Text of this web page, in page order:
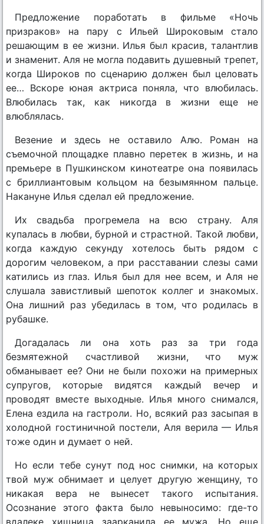
Предложение поработать в фильме «Ночь
призраков» на пару с Ильей Широковым стало
решающим в ее жизни. Илья был красив, талантлив
и знаменит. Аля не могла подавить душевный трепет,
когда Широков по сценарию должен был целовать
ее… Вскоре юная актриса поняла, что влюбилась.
Влюбилась так, как никогда в жизни еще не
влюблялась.
Везение и здесь не оставило Алю. Роман на
съемочной площадке плавно перетек в жизнь, и на
премьере в Пушкинском кинотеатре она появилась
с бриллиантовым кольцом на безымянном пальце.
Накануне Илья сделал ей предложение.
Их свадьба прогремела на всю страну. Аля
купалась в любви, бурной и страстной. Такой любви,
когда каждую секунду хотелось быть рядом с
дорогим человеком, а при расставании слезы сами
катились из глаз. Илья был для нее всем, и Аля не
слушала завистливый шепоток коллег и знакомых.
Она лишний раз убедилась в том, что родилась в
рубашке.
Догадалась ли она хоть раз за три года
безмятежной счастливой жизни, что муж
обманывает ее? Они не были похожи на примерных
супругов, которые видятся каждый вечер и
проводят вместе выходные. Илья много снимался,
Елена ездила на гастроли. Но, всякий раз засыпая в
холодной гостиничной постели, Аля верила — Илья
тоже один и думает о ней.
Но если тебе сунут под нос снимки, на которых
твой муж обнимает и целует другую женщину, то
никакая вера не вынесет такого испытания.
Осознание этого факта было невыносимо: где-то
вдалеке хищница заарканила ее мужа. Но еще